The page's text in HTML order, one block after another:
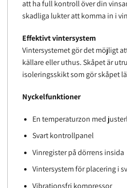
att ha full kontroll över din
skadliga lukter att komma in i
Effektivt vintersystem
Vintersystemet gör det möjligt
källare eller uthus. Skåpet är
isoleringsskikt som gör skåpet
Nyckelfunktioner
En temperaturzon med
Svart kontrollpanel
Vinregister på dörrens insida
Vintersystem för placering i
Vibrationsfri kompressor